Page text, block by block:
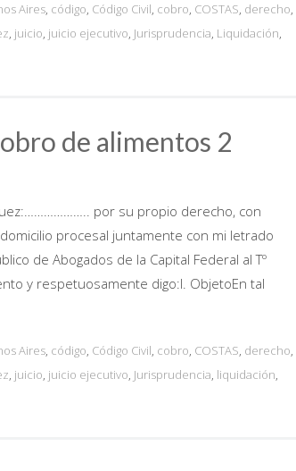
Aires, código, Código Civil, cobro, COSTAS, derecho,
, juicio, juicio ejecutivo, Jurisprudencia, Liquidación,
de alimentos 2
Juez:……………….. por su propio derecho, con
procesal juntamente con mi letrado
de Abogados de la Capital Federal al Tº
y respetuosamente digo:I. ObjetoEn tal
Aires, código, Código Civil, cobro, COSTAS, derecho,
, juicio, juicio ejecutivo, Jurisprudencia, liquidación,